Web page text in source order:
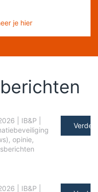
je hier
IB&P
, opinie,
Verder
IB&P